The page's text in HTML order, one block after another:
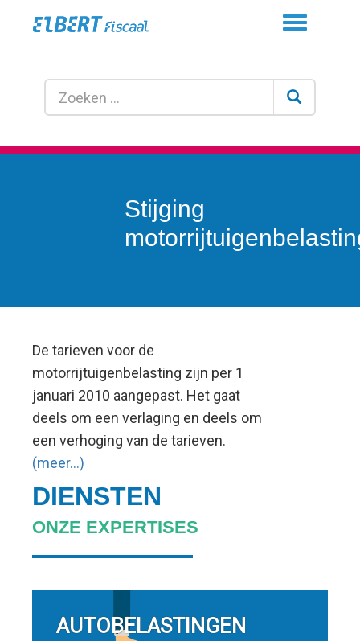
Toggle
Stijging
De tarieven voor de
motorrijtuigenbelasting zijn per 1
januari 2010 aangepast. Het gaat
deels om een verlaging en deels om
een verhoging van de tarieven.
(meer…)
DIENSTEN
ONZE EXPERTISES
AUTOBELASTINGEN